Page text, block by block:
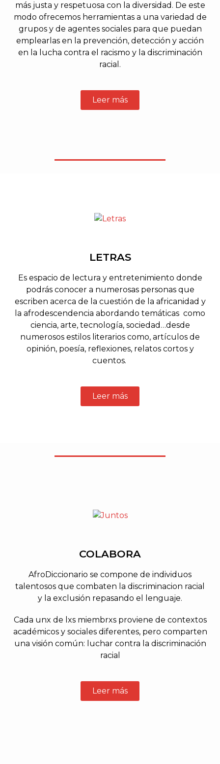
más justa y respetuosa con la diversidad. De este
modo ofrecemos herramientas a una variedad de
grupos y de agentes sociales para que puedan
emplearlas en la prevención, detección y acción
en la lucha contra el racismo y la discriminación
racial.
Leer más
LETRAS
Es espacio de lectura y entretenimiento donde
podrás conocer a numerosas personas que
escriben acerca de la cuestión de la africanidad y
la afrodescendencia abordando temáticas como
ciencia, arte, tecnología, sociedad…desde
numerosos estilos literarios como, artículos de
opinión, poesía, reflexiones, relatos cortos y
cuentos.
Leer más
COLABORA
AfroDiccionario se compone de individuos
talentosos que combaten la discriminacion racial
y la exclusión repasando el lenguaje.
Cada unx de lxs miembrxs proviene de contextos
académicos y sociales diferentes, pero comparten
una visión común: luchar contra la discriminación
racial
Leer más